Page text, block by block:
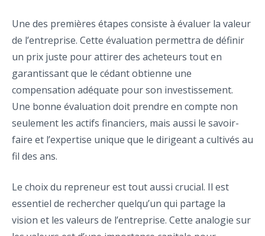
Une des premières étapes consiste à évaluer la valeur
de l’entreprise. Cette évaluation permettra de définir
un prix juste pour attirer des acheteurs tout en
garantissant que le cédant obtienne une
compensation adéquate pour son investissement.
Une bonne évaluation doit prendre en compte non
seulement les actifs financiers, mais aussi le savoir-
faire et l’expertise unique que le dirigeant a cultivés au
fil des ans.
Le choix du repreneur est tout aussi crucial. Il est
essentiel de rechercher quelqu’un qui partage la
vision et les valeurs de l’entreprise. Cette analogie sur